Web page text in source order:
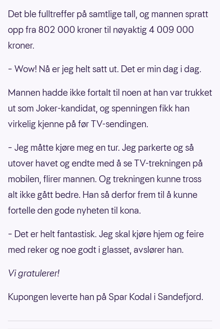
Det ble fulltreffer på samtlige tall, og mannen spratt
opp fra 802 000 kroner til nøyaktig 4 009 000
kroner.
– Wow! Nå er jeg helt satt ut. Det er min dag i dag.
Mannen hadde ikke fortalt til noen at han var trukket
ut som Joker-kandidat, og spenningen fikk han
virkelig kjenne på før TV-sendingen.
– Jeg måtte kjøre meg en tur. Jeg parkerte og så
utover havet og endte med å se TV-trekningen på
mobilen, flirer mannen. Og trekningen kunne tross
alt ikke gått bedre. Han så derfor frem til å kunne
fortelle den gode nyheten til kona.
– Det er helt fantastisk. Jeg skal kjøre hjem og feire
med reker og noe godt i glasset, avslører han.
Vi gratulerer!
Kupongen leverte han på Spar Kodal i Sandefjord.